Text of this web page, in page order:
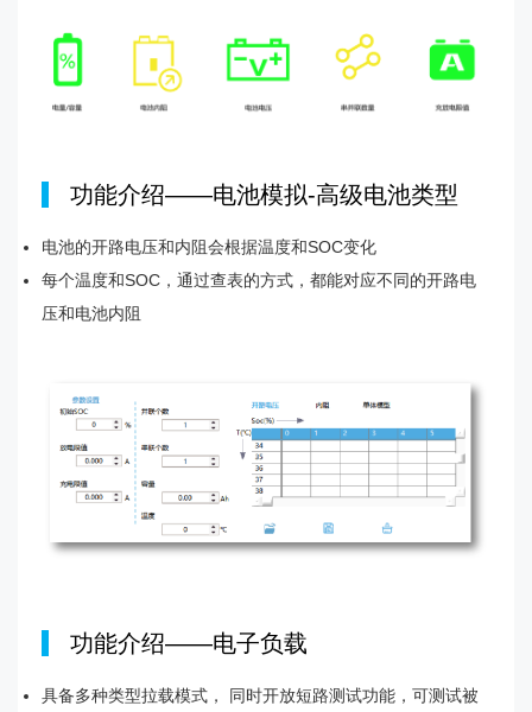
功能介绍——电池模拟-高级电池类型
电池的开路电压和内阻会根据温度和SOC变化
每个温度和SOC，通过查表的方式，都能对应不同的开路电
压和电池内阻
功能介绍——电子负载
具备多种类型拉载模式， 同时开放短路测试功能，可测试被